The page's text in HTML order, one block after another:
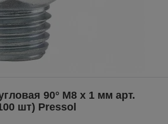
90° М8 х 1 мм арт.
шт) Pressol